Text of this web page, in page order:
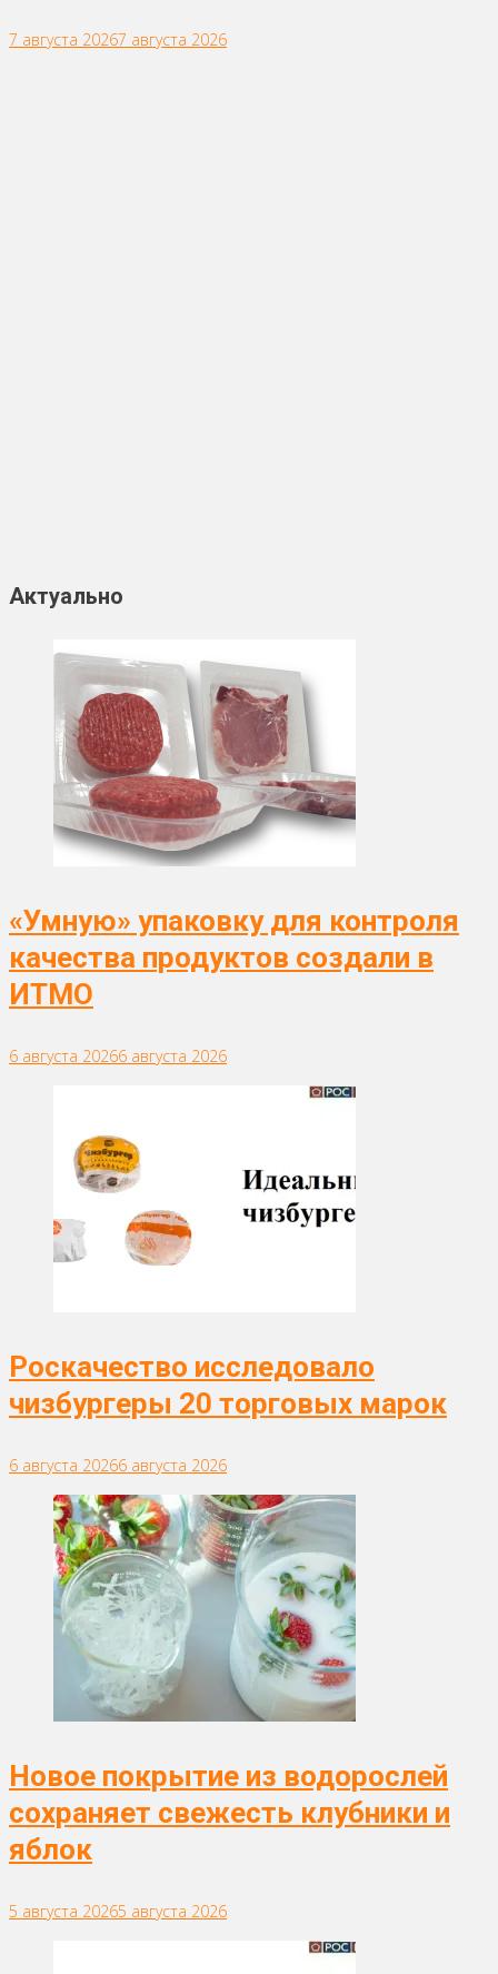
7 августа 20267 августа 2026
Актуально
«Умную» упаковку для контроля
качества продуктов создали в
ИТМО
6 августа 20266 августа 2026
Роскачество исследовало
чизбургеры 20 торговых марок
6 августа 20266 августа 2026
Новое покрытие из водорослей
сохраняет свежесть клубники и
яблок
5 августа 20265 августа 2026